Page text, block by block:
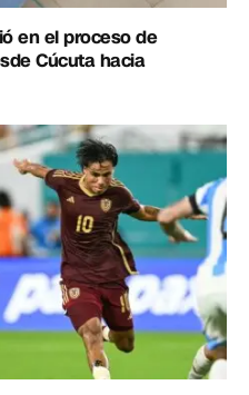
en el proceso de
Cúcuta hacia